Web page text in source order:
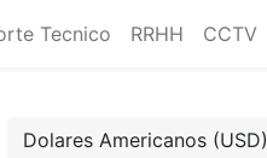
Tecnico RRHH CCTV
Dolares Americanos (USD)